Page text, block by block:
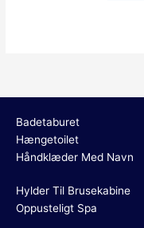
Badetaburet
Hængetoilet
Håndklæder Med Navn
Hylder Til Brusekabine
Oppusteligt Spa